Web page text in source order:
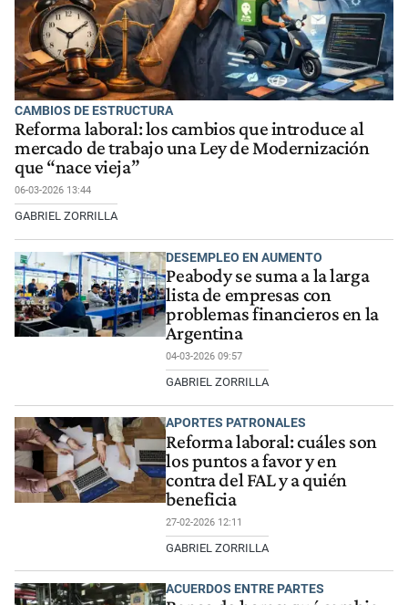
CAMBIOS DE ESTRUCTURA
Reforma laboral: los cambios que introduce al
mercado de trabajo una Ley de Modernización
que “nace vieja”
06-03-2026 13:44
GABRIEL ZORRILLA
DESEMPLEO EN AUMENTO
Peabody se suma a la larga
lista de empresas con
problemas financieros en la
Argentina
04-03-2026 09:57
GABRIEL ZORRILLA
APORTES PATRONALES
Reforma laboral: cuáles son
los puntos a favor y en
contra del FAL y a quién
beneficia
27-02-2026 12:11
GABRIEL ZORRILLA
ACUERDOS ENTRE PARTES